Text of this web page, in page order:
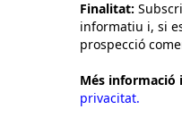
Finalitat:
informatiu i, si
prospecció
Més informació
privacitat.